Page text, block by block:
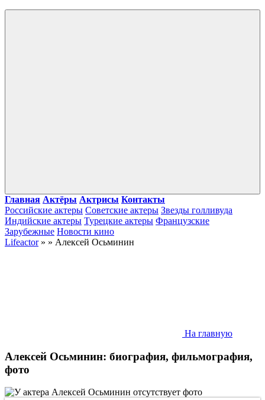
Главная Актёры Актрисы Контакты
Российские актеры Советские актеры Звезды голливуда
Индийские актеры Турецкие актеры Французские
Зарубежные Новости кино
Lifeactor» » Алексей Осьминин
На главную
Алексей Осьминин: биография, фильмография,
фото